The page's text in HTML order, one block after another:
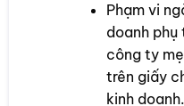
Phạm vi
doanh phụ
công ty
trên giấy
kinh doanh.